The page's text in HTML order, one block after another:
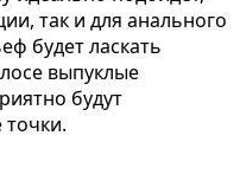
так и для анального
будет ласкать
выпуклые
будут
точки.